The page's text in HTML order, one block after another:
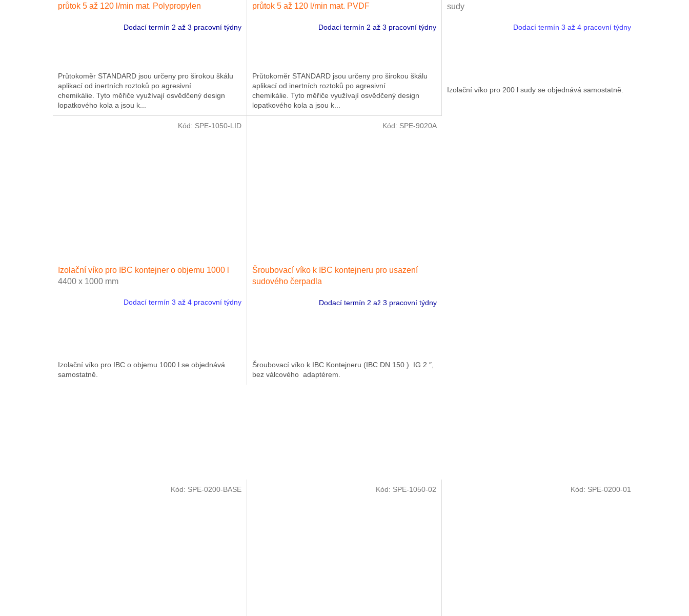
průtok 5 až 120 l/min mat. Polypropylen
Dodací termín 2 až 3 pracovní týdny
Průtokoměr STANDARD jsou určeny pro širokou škálu
aplikací od inertních roztoků po agresivní
chemikálie. Tyto měřiče využívají osvědčený design
lopatkového kola a jsou k...
průtok 5 až 120 l/min mat. PVDF
Dodací termín 2 až 3 pracovní týdny
Průtokoměr STANDARD jsou určeny pro širokou škálu
aplikací od inertních roztoků po agresivní
chemikálie. Tyto měřiče využívají osvědčený design
lopatkového kola a jsou k...
sudy
Dodací termín 3 až 4 pracovní týdny
Izolační víko pro 200 l sudy se objednává samostatně.
Izolační víko pro IBC kontejner o objemu 1000 l
4400 x 1000 mm
Dodací termín 3 až 4 pracovní týdny
Izolační víko pro IBC o objemu 1000 l se objednává
samostatně.
Kód: SPE-1050-LID
Šroubovací víko k IBC kontejneru pro usazení
sudového čerpadla
Dodací termín 2 až 3 pracovní týdny
Šroubovací víko k IBC Kontejneru (IBC DN 150 ) IG 2 ″,
bez válcového adaptérem.
Kód: SPE-9020A
Kód: SPE-0200-BASE Kód: SPE-1050-02 Kód: SPE-0200-01